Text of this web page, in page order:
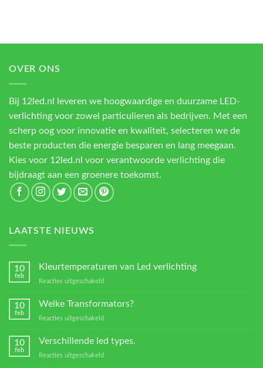
OVER ONS
Bij 12led.nl leveren we hoogwaardige en duurzame LED-
verlichting voor zowel particulieren als bedrijven. Met een
scherp oog voor innovatie en kwaliteit, selecteren we de
beste producten die energie besparen en lang meegaan.
Kies voor 12led.nl voor verantwoorde verlichting die
bijdraagt aan een groenere toekomst.
LAATSTE NIEUWS
10
feb
Kleurtemperaturen van Led verlichting
Reacties uitgeschakeld
van
verlichting
10
feb
Welke Transformators?
Reacties uitgeschakeld
Transformators?
10
feb
Verschillende led types.
Reacties uitgeschakeld